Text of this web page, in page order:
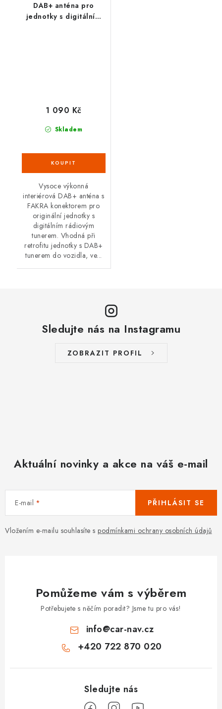
DAB+ anténa pro
jednotky s digitálním
Skladem
1 090 Kč
Vysoce výkonná
interiérová DAB+ anténa s
FAKRA konektorem pro
originální jednotky s
digitálním rádiovým
tunerem. Vhodná při
retrofitu jednotky s DAB+
tunerem do vozidla, ve...
Sledujte nás na Instagramu
ZOBRAZIT PROFIL
Aktuální novinky a akce na váš e-mail
E-mail
Vložením e-mailu souhlasíte s podmínkami ochrany osobních údajů
PŘIHLÁSIT SE
Pomůžeme vám s výběrem
Potřebujete s něčím poradit? Jsme tu pro vás!
info@car-nav.cz
+420 722 870 020